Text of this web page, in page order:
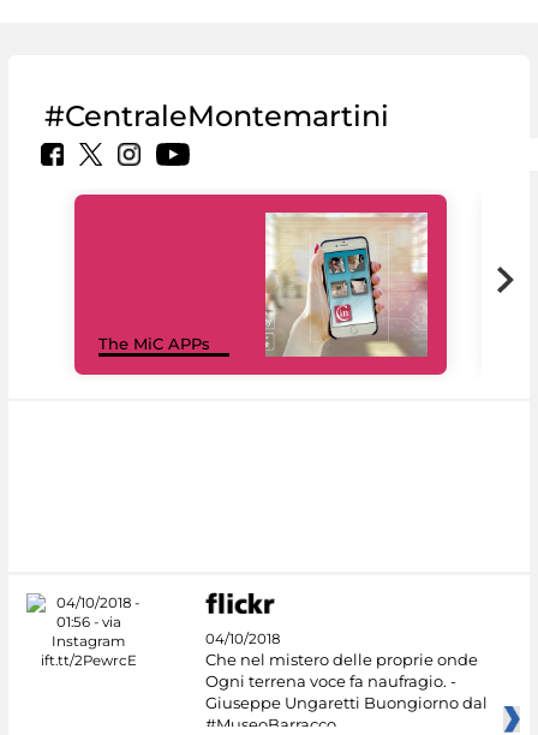
#CentraleMontemartini
The MiC APPs
04/10/2018
Che nel mistero delle proprie onde
Ogni terrena voce fa naufragio. -
Giuseppe Ungaretti Buongiorno dal
#MuseoBarracco